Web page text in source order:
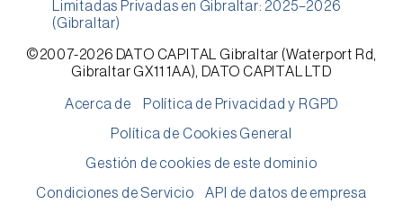
Limitadas Privadas en Gibraltar: 2025–2026
(Gibraltar)
©2007-2026 DATO CAPITAL Gibraltar (Waterport Rd,
Gibraltar GX11 1AA), DATO CAPITAL LTD
Acerca de Política de Privacidad y RGPD
Política de Cookies General
Gestión de cookies de este dominio
Condiciones de Servicio API de datos de empresa